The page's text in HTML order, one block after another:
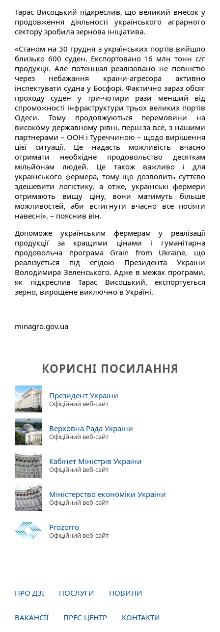
Тарас Висоцький підкреслив, що великий внесок у
продовження діяльності українського аграрного
сектору зробила зернова ініціатива.
«Станом на 30 грудня з українських портів вийшло
близько 600 суден. Експортовано 16 млн тонн с/г
продукції. Але потенціал реалізовано не повністю
через небажання країни-агресора активно
інспектувати судна у Босфорі. Фактично зараз обсяг
проходу суден у три-чотири рази менший від
спроможності інфраструктури трьох великих портів
Одеси. Тому продовжуються перемовини на
високому державному рівні, перш за все, з нашими
партнерами – ООН і Туреччиною – щодо вирішення
цієї ситуації. Це надасть можливість вчасно
отримати необхідне продовольство десяткам
мільйонам людей. Це також важливо і для
українського фермера, тому що дозволить суттєво
здешевити логістику, а отже, українські фермери
отримають вищу ціну, вони матимуть більше
можливостей, аби встигнути вчасно все посіяти
навесні», – пояснив він.
Допоможе українським фермерам у реалізації
продукції за кращими цінами і гуманітарна
продовольча програма Grain from Ukraine, що
реалізується під егідою Президента України
Володимира Зеленського. Адже в межах програми,
як підкреслив Тарас Висоцький, експортується
зерно, вирощене виключно в Україні.
minagro.gov.ua
КОРИСНІ ПОСИЛАННЯ
Президент України
Офіційний веб-сайт
Верховна Рада України
Офіційний веб-сайт
Кабінет Міністрів України
Офіційний веб-сайт
Міністерство економіки України
Офіційний веб-сайт
Prozorro
Офіційний веб-сайт
ПРО ДЗІ ПОСЛУГИ НОВИНИ
ВАКАНСІЇ ПРЕС-ЦЕНТР КОНТАКТИ